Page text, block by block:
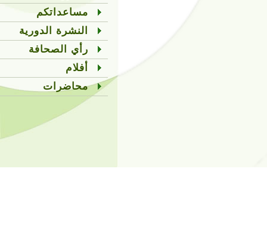
مساعداتكم
النشرة الدورية
رأي الصحافة
أفلام
محاضرات